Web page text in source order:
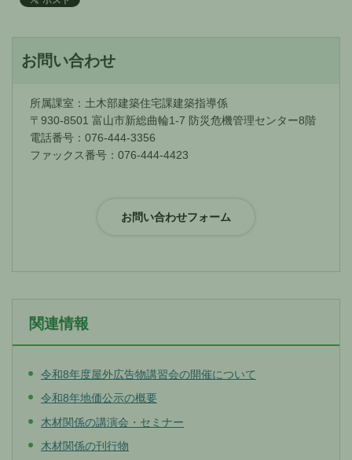
お問い合わせ
所属課室：土木部建築住宅課建築指導係
〒930-8501 富山市新総曲輪1-7 防災危機管理センター8階
電話番号：076-444-3356
ファックス番号：076-444-4423
関連情報
令和8年度屋外広告物講習会の開催について
令和8年地価公示の概要
木材関係の講演会・セミナー
木材関係の刊行物